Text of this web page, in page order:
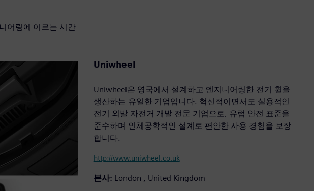
어링에 이르는 시간
Uniwheel
Uniwheel은 영국에서 설계하고 엔지니어링한 전기 휠을
생산하는 유일한 기업입니다. 혁신적이면서도 실용적인
전기 외발 자전거 개발 전문 기업으로, 유럽 안전 표준을
준수하며 인체공학적인 설계로 편안한 사용 경험을 보장
합니다.
http://www.uniwheel.co.uk
본사: London , United Kingdom